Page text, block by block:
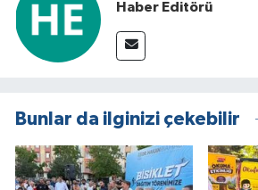
Haber Editörü
Bunlar da ilginizi çekebilir